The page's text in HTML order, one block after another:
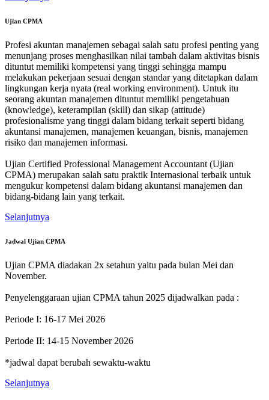
Ujian CPMA
Profesi akuntan manajemen sebagai salah satu profesi penting yang
menunjang proses menghasilkan nilai tambah dalam aktivitas bisnis
dituntut memiliki kompetensi yang tinggi sehingga mampu
melakukan pekerjaan sesuai dengan standar yang ditetapkan dalam
lingkungan kerja nyata (real working environment). Untuk itu
seorang akuntan manajemen dituntut memiliki pengetahuan
(knowledge), keterampilan (skill) dan sikap (attitude)
profesionalisme yang tinggi dalam bidang terkait seperti bidang
akuntansi manajemen, manajemen keuangan, bisnis, manajemen
risiko dan manajemen informasi.
Ujian Certified Professional Management Accountant (Ujian
CPMA) merupakan salah satu praktik Internasional terbaik untuk
mengukur kompetensi dalam bidang akuntansi manajemen dan
bidang-bidang lain yang terkait.
Selanjutnya
Jadwal Ujian CPMA
Ujian CPMA diadakan 2x setahun yaitu pada bulan Mei dan
November.
Penyelenggaraan ujian CPMA tahun 2025 dijadwalkan pada :
Periode I: 16-17 Mei 2026
Periode II: 14-15 November 2026
*jadwal dapat berubah sewaktu-waktu
Selanjutnya